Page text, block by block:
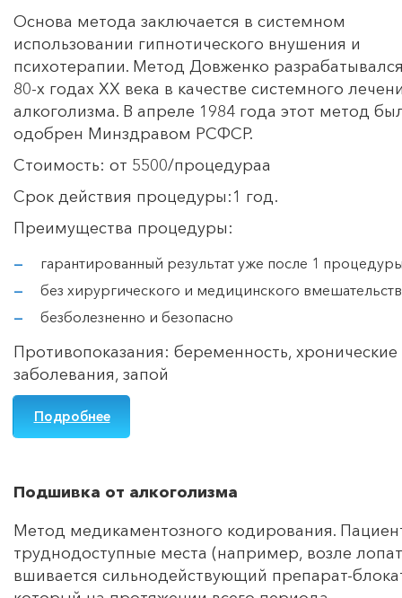
Основа метода заключается в системном
использовании гипнотического внушения и
психотерапии. Метод Довженко
80-х годах ХХ века в качестве системного
алкоголизма. В апреле 1984 года этот метод
одобрен Минздравом РСФСР.
Стоимость: от 5500/процедураа
Срок действия процедуры:1 год.
Преимущества процедуры:
гарантированный результат уже после 1
без хирургического и медицинского
безболезненно и безопасно
Противопоказания: беременность, хронические
заболевания, запой
Подробнее
Подшивка от алкоголизма
Метод медикаментозного кодирования.
труднодоступные места (например, возле
вшивается сильнодействующий препарат-